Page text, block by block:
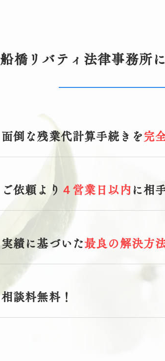
船橋リバティ法律事務所
面倒な残業代計算手続きを 完
ご依頼より ４営業日以内 に相
実績に基づいた最良の解決方
相談料無料！